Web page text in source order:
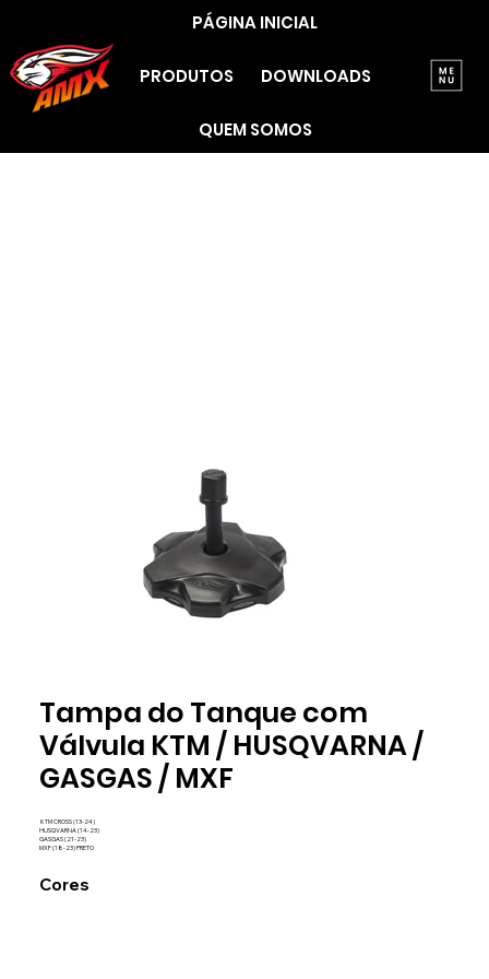
PÁGINA INICIAL
PRODUTOS DOWNLOADS
QUEM SOMOS
TAMV11
Tampa do Tanque com
Válvula KTM / HUSQVARNA /
GASGAS / MXF
KTM CROSS (13-24)
HUSQVARNA (14-23)
GASGAS (21-23)
MXF (18-23) PRETO
Cores